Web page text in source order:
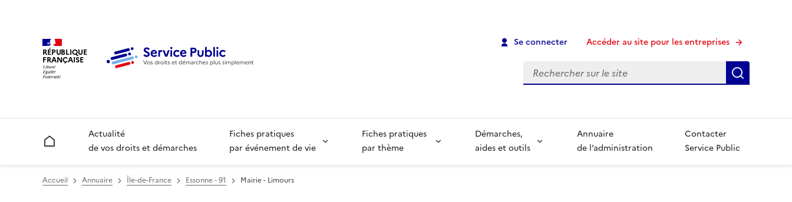
RÉPUBLIQUE
FRANÇAISE
Se connecter Accéder au site pour les entreprises
Recherche
Accueil
Actualité
de vos droits et démarches
Fiches pratiques
par événement de vie
Fiches pratiques
par thème
Démarches,
aides et outils
Annuaire
de l’administration
Contacter
Service Public
Accueil Annuaire Île-de-France Essonne - 91 Mairie - Limours